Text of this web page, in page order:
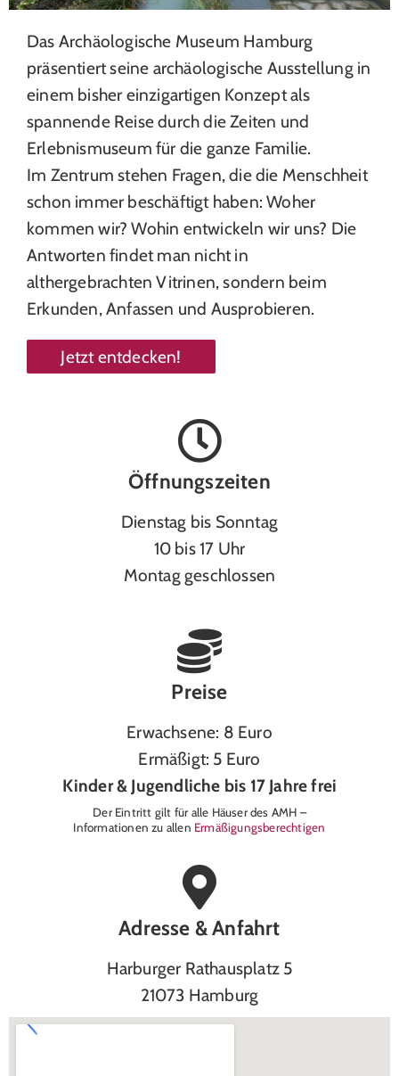
Das Archäologische Museum Hamburg
präsentiert seine archäologische Ausstellung in
einem bisher einzigartigen Konzept als
spannende Reise durch die Zeiten und
Erlebnismuseum für die ganze Familie.
Im Zentrum stehen Fragen, die die Menschheit
schon immer beschäftigt haben: Woher
kommen wir? Wohin entwickeln wir uns? Die
Antworten findet man nicht in
althergebrachten Vitrinen, sondern beim
Erkunden, Anfassen und Ausprobieren.
Jetzt entdecken!
Öffnungszeiten
Dienstag bis Sonntag
10 bis 17 Uhr
Montag geschlossen
Preise
Erwachsene: 8 Euro
Ermäßigt: 5 Euro
Kinder & Jugendliche bis 17 Jahre frei
Der Eintritt gilt für alle Häuser des AMH –
Informationen zu allen Ermäßigungsberechtigen
Adresse & Anfahrt
Harburger Rathausplatz 5
21073 Hamburg